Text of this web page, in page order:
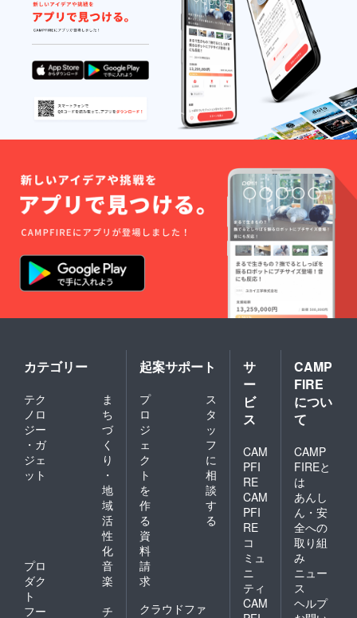
カテゴリー
テク
ノロ
ジー
・ガ
ジェ
ット
ま
ち
づ
く
り
・
地
域
活
性
化
プロ
ダク
ト
音
楽
フー
チ
起案サポート
プ
ロ
ジ
ェ
ク
ト
を
作
る
ス
タ
ッ
フ
に
相
談
す
る
資
料
請
求
クラウドファ
サ
ー
ビ
ス
CAM
PFI
RE
CAM
PFI
RE
コ
ミュ
ニ
ティ
CAM
CAMP
FIRE
につい
て
CAMP
FIREと
は
あんし
ん・安
全への
取り組
み
ニュー
ス
ヘルプ